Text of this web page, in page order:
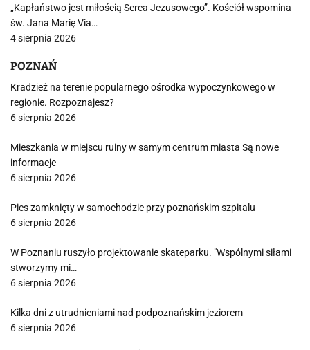
„Kapłaństwo jest miłością Serca Jezusowego”. Kościół wspomina
św. Jana Marię Via…
4 sierpnia 2026
POZNAŃ
Kradzież na terenie popularnego ośrodka wypoczynkowego w
regionie. Rozpoznajesz?
6 sierpnia 2026
Mieszkania w miejscu ruiny w samym centrum miasta Są nowe
informacje
6 sierpnia 2026
Pies zamknięty w samochodzie przy poznańskim szpitalu
6 sierpnia 2026
W Poznaniu ruszyło projektowanie skateparku. "Wspólnymi siłami
stworzymy mi…
6 sierpnia 2026
Kilka dni z utrudnieniami nad podpoznańskim jeziorem
6 sierpnia 2026